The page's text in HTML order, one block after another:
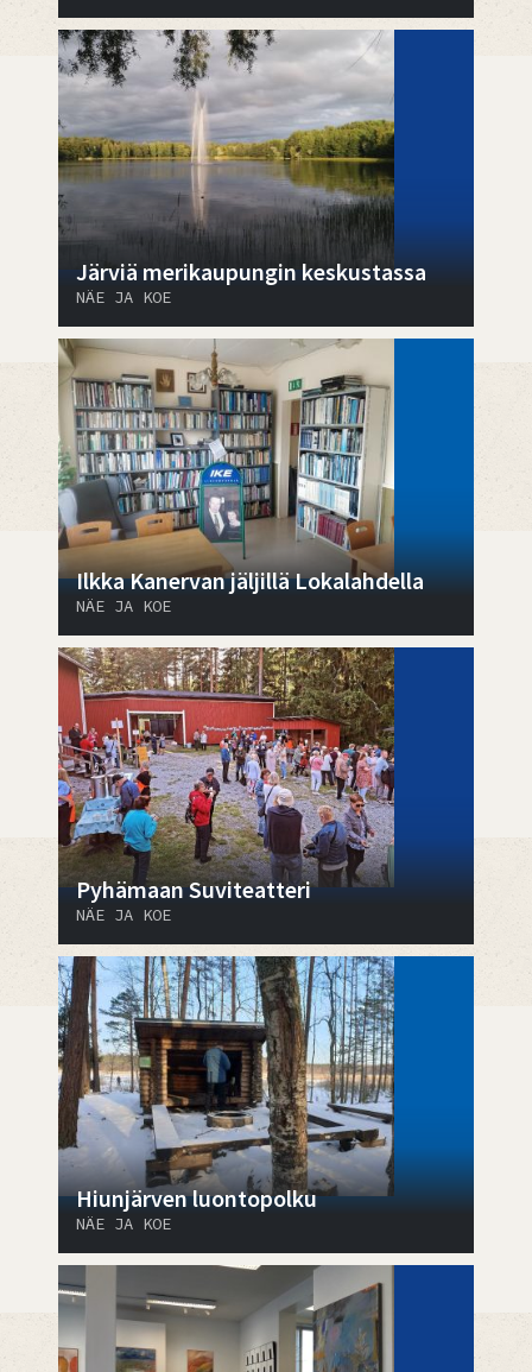
Järviä merikaupungin keskustassa
NÄE JA KOE
Ilkka Kanervan jäljillä Lokalahdella
NÄE JA KOE
Pyhämaan Suviteatteri
NÄE JA KOE
Hiunjärven luontopolku
NÄE JA KOE